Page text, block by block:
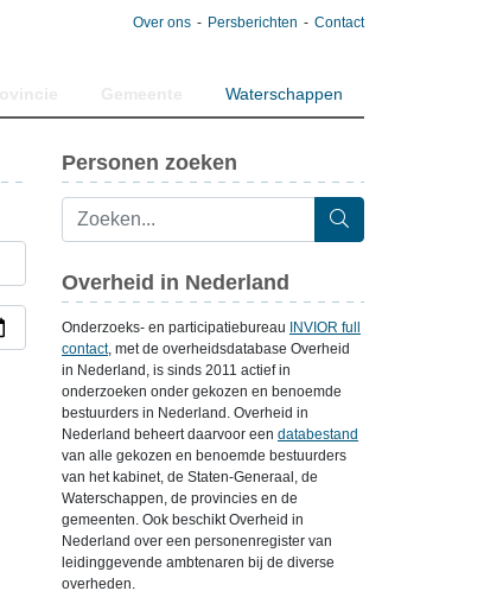
Over ons Persberichten Contact
Waterschappen
Personen zoeken
Overheid in Nederland
Onderzoeks- en participatiebureau
INVIOR full
contact, met de overheidsdatabase Overheid
in Nederland, is sinds 2011 actief in
onderzoeken onder gekozen en benoemde
bestuurders in Nederland. Overheid in
Nederland beheert daarvoor een databestand
van alle gekozen en benoemde bestuurders
van het kabinet, de Staten-Generaal, de
Waterschappen, de provincies en de
gemeenten. Ook beschikt Overheid in
Nederland over een personenregister van
leidinggevende ambtenaren bij de diverse
overheden.